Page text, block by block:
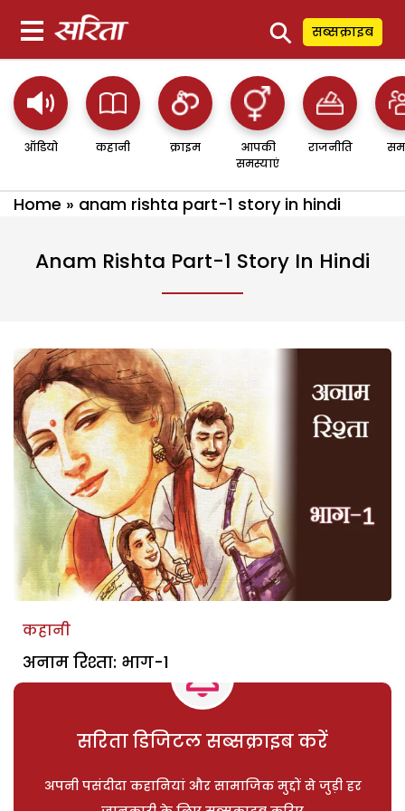
⚲ सब्सक्राइब
ऑडियो कहानी क्राइम
आपकी
समस्याएं
राजनीति
Home » anam rishta part-1 story in hindi
Anam Rishta Part-1 Story In Hindi
कहानी
अनाम रिश्ता: भाग-1
सरिता डिजिटल सब्सक्राइब करें
अपनी पसंदीदा कहानियां और सामाजिक मुद्दों से जुड़ी हर